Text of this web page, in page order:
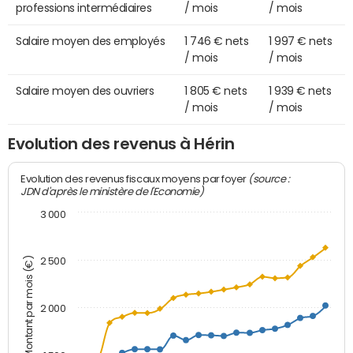
professions intermédiaires
/ mois
/ mois
Salaire moyen des employés
1 746 € nets
/ mois
1 997 € nets
/ mois
Salaire moyen des ouvriers
1 805 € nets
/ mois
1 939 € nets
/ mois
Evolution des revenus à Hérin
Montant par mois (€)
Evolution des revenus fiscaux moyens par foyer (source :
JDN d'après le ministère de l'Economie)
2 000
2 500
3 000